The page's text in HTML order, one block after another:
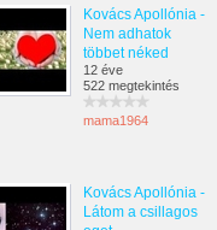
Kovács Apollónia -
Nem adhatok
többet néked
12 éve
522 megtekintés
mama1964
Kovács Apollónia -
Látom a csillagos